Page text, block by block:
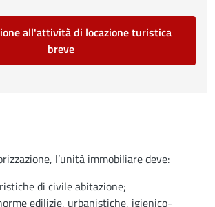
all'attività di locazione turistica
breve
l’unità immobiliare deve:
di civile abitazione;
edilizie, urbanistiche, igienico-